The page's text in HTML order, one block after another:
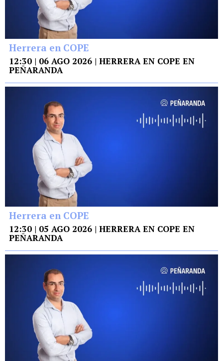
Herrera en COPE
12:30 | 06 AGO 2026 | HERRERA EN COPE EN
PEÑARANDA
Herrera en COPE
12:30 | 05 AGO 2026 | HERRERA EN COPE EN
PEÑARANDA